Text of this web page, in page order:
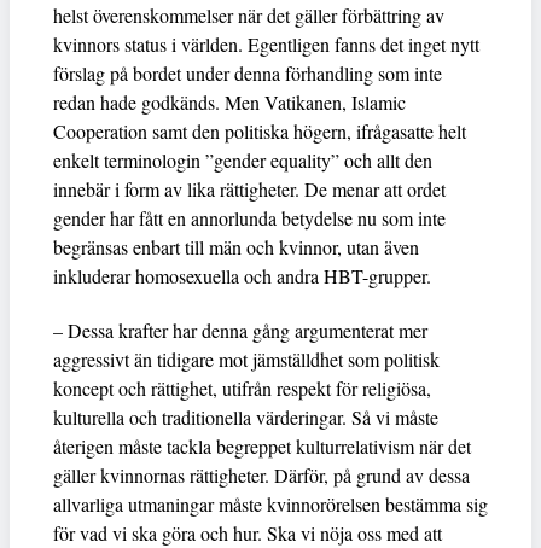
helst överenskommelser när det gäller förbättring av
kvinnors status i världen. Egentligen fanns det inget nytt
förslag på bordet under denna förhandling som inte
redan hade godkänds. Men Vatikanen, Islamic
Cooperation samt den politiska högern, ifrågasatte helt
enkelt terminologin ”gender equality” och allt den
innebär i form av lika rättigheter. De menar att ordet
gender har fått en annorlunda betydelse nu som inte
begränsas enbart till män och kvinnor, utan även
inkluderar homosexuella och andra HBT-grupper.
– Dessa krafter har denna gång argumenterat mer
aggressivt än tidigare mot jämställdhet som politisk
koncept och rättighet, utifrån respekt för religiösa,
kulturella och traditionella värderingar. Så vi måste
återigen måste tackla begreppet kulturrelativism när det
gäller kvinnornas rättigheter. Därför, på grund av dessa
allvarliga utmaningar måste kvinnorörelsen bestämma sig
för vad vi ska göra och hur. Ska vi nöja oss med att